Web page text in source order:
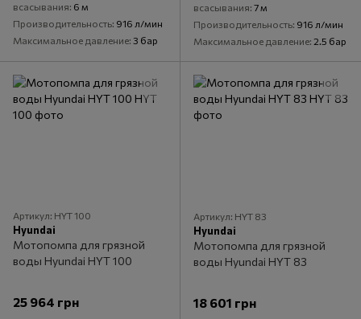
всасывания 6 м
Производительность 916 л/мин
Максимальное давление 3 бар
всасывания 7 м
Производительность 916 л/мин
Максимальное давление 2.5 бар
Артикул: HYT 100
Hyundai
Мотопомпа для грязной
воды Hyundai HYT 100
25 964 грн
Артикул: HYT 83
Hyundai
Мотопомпа для грязной
воды Hyundai HYT 83
18 601 грн